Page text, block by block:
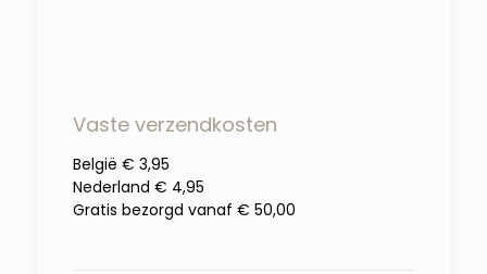
Vaste verzendkosten
België € 3,95
Nederland € 4,95
Gratis bezorgd vanaf € 50,00